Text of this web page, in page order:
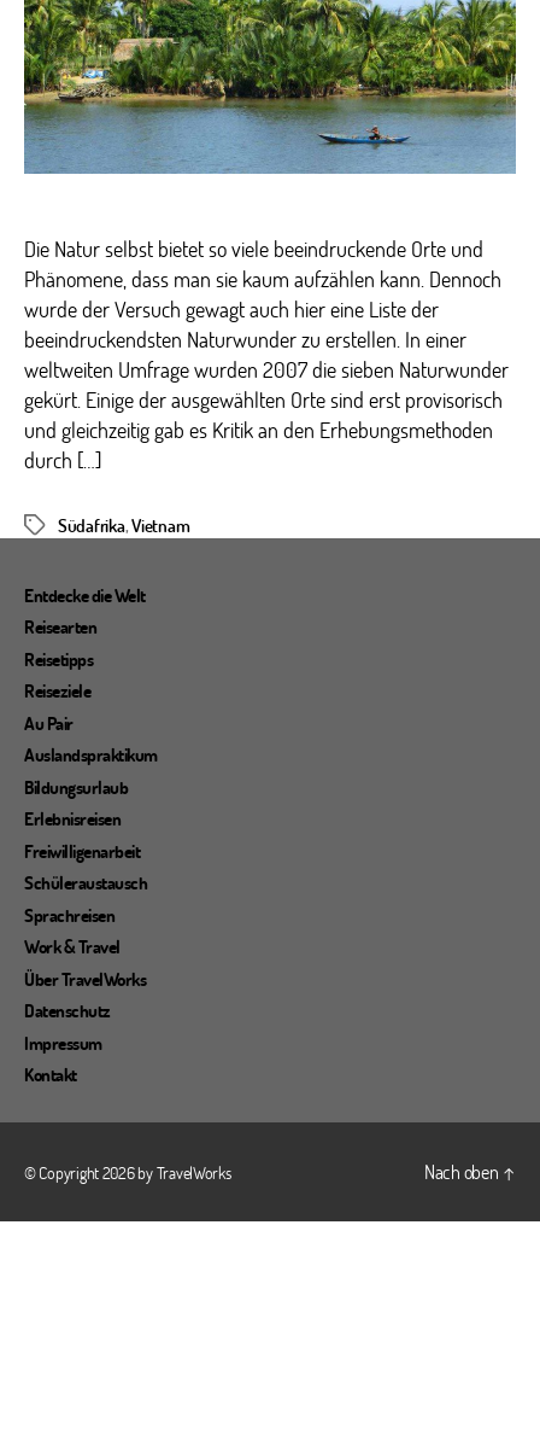
Die Natur selbst bietet so viele beeindruckende Orte und
Phänomene, dass man sie kaum aufzählen kann. Dennoch
wurde der Versuch gewagt auch hier eine Liste der
beeindruckendsten Naturwunder zu erstellen. In einer
weltweiten Umfrage wurden 2007 die sieben Naturwunder
gekürt. Einige der ausgewählten Orte sind erst provisorisch
und gleichzeitig gab es Kritik an den Erhebungsmethoden
durch […]
Schlagwörter
Südafrika,Vietnam
Entdecke die Welt
Reisearten
Reisetipps
Reiseziele
Au Pair
Auslandspraktikum
Bildungsurlaub
Erlebnisreisen
Freiwilligenarbeit
Schüleraustausch
Sprachreisen
Work & Travel
Über TravelWorks
Datenschutz
Impressum
Kontakt
© Copyright 2026 byTravelWorks Nach oben ↑